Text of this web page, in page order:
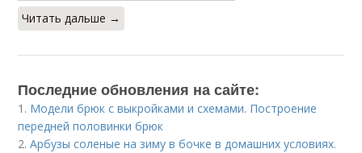
Читать дальше →
Последние обновления на сайте:
1. Модели брюк с выкройками и схемами. Построение
передней половинки брюк
2.Арбузы соленые на зиму в бочке в домашних условиях.